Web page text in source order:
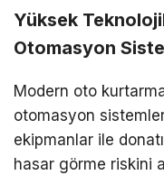
Yüksek
Otomasyon
Modern oto
otomasyon
ekipmanlar ile
hasar görme riskini